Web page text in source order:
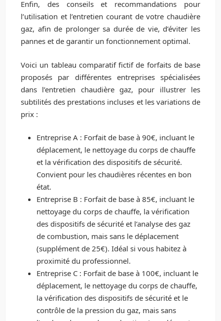
Enfin, des conseils et recommandations pour
l’utilisation et l’entretien courant de votre chaudière
gaz, afin de prolonger sa durée de vie, d’éviter les
pannes et de garantir un fonctionnement optimal.
Voici un tableau comparatif fictif de forfaits de base
proposés par différentes entreprises spécialisées
dans l’entretien chaudière gaz, pour illustrer les
subtilités des prestations incluses et les variations de
prix :
Entreprise A : Forfait de base à 90€, incluant le
déplacement, le nettoyage du corps de chauffe
et la vérification des dispositifs de sécurité.
Convient pour les chaudières récentes en bon
état.
Entreprise B : Forfait de base à 85€, incluant le
nettoyage du corps de chauffe, la vérification
des dispositifs de sécurité et l’analyse des gaz
de combustion, mais sans le déplacement
(supplément de 25€). Idéal si vous habitez à
proximité du professionnel.
Entreprise C : Forfait de base à 100€, incluant le
déplacement, le nettoyage du corps de chauffe,
la vérification des dispositifs de sécurité et le
contrôle de la pression du gaz, mais sans